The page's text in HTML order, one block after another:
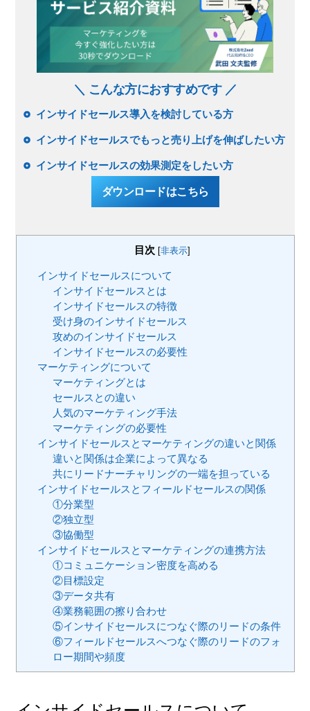
＼ こんな方におすすめです ／
インサイドセールス導入を検討している方
インサイドセールスでもっと売り上げを伸ばしたい方
インサイドセールスの効果測定をしたい方
ダウンロードはこちら
目次 [非表示]
インサイドセールスについて
インサイドセールスとは
インサイドセールスの特徴
受け身のインサイドセールス
攻めのインサイドセールス
インサイドセールスの必要性
マーケティングについて
マーケティングとは
セールスとの違い
人気のマーケティング手法
マーケティングの必要性
インサイドセールスとマーケティングの違いと関係
違いと関係は企業によって異なる
共にリードナーチャリングの一端を担っている
インサイドセールスとフィールドセールスの関係
①分業型
②独立型
③協働型
インサイドセールスとマーケティングの連携方法
①コミュニケーション密度を高める
②目標設定
③データ共有
④業務範囲の擦り合わせ
⑤インサイドセールスにつなぐ際のリードの条件
⑥フィールドセールスへつなぐ際のリードのフォ
ロー期間や頻度